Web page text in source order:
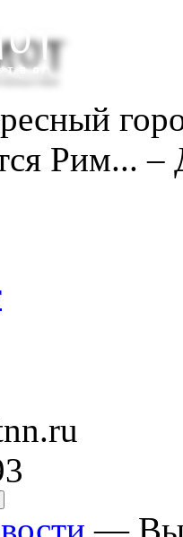
Рим... –